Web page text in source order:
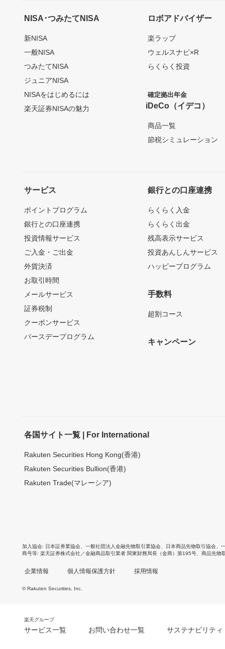
NISA･つみたてNISA
新NISA
一般NISA
つみたてNISA
ジュニアNISA
NISAをはじめるには
楽天証券NISAの魅力
ロボアドバイザー
楽ラップ
ウェルスナビ×R
らくらく投資
確定拠出年金
iDeCo（イデコ）
商品一覧
節税シミュレーション
サービス
ポイントプログラム
銀行との口座連携
投資情報サービス
ご入金・ご出金
外貨決済
お取引時間
メールサービス
証券税制
クーポンサービス
バースデープログラム
銀行との口座連携
らくらく入金
らくらく出金
残高表示サービス
投資あんしんサービス
ハッピープログラム
手数料
超割コース
キャンペーン
各国サイト一覧 | For International
Rakuten Securities Hong Kong(香港)
Rakuten Securities Bullion(香港)
Rakuten Trade(マレーシア)
加入協会 日本証券業協会 一般社団法人金融先物取引業協会 日本商品先物取引協会
商号等 楽天証券株式会社／金融商品取引業者 関東財務局長（金商）第195号、商品先物
企業情報 個人情報保護方針 採用情報
© Rakuten Securities, Inc.
楽天グループ
サービス一覧 お問い合わせ一覧 サステナビリティ